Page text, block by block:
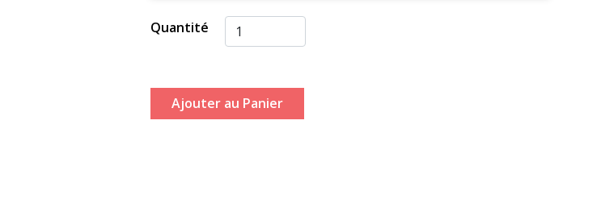
Quantité
Ajouter au Panier